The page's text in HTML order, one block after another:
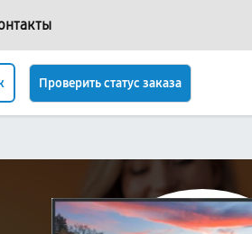
Проверить статус заказа